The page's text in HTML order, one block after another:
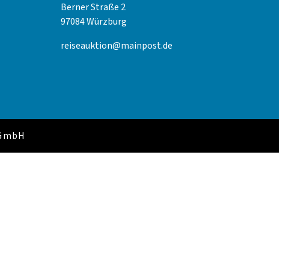
Berner Straße 2
97084 Würzburg
reiseauktion@mainpost.de